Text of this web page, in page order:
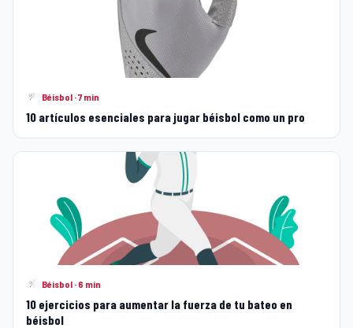
Béisbol · 7 min
10 artículos esenciales para jugar béisbol como un pro
Béisbol · 6 min
10 ejercicios para aumentar la fuerza de tu bateo en
béisbol